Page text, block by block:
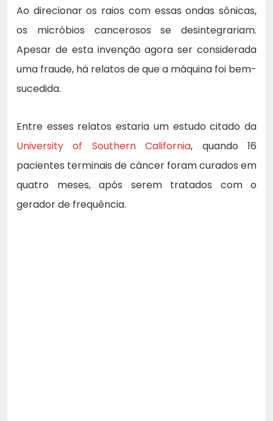
Ao direcionar os raios com essas ondas sônicas,
os micróbios cancerosos se desintegrariam.
Apesar de esta invenção agora ser considerada
uma fraude, há relatos de que a máquina foi bem-
sucedida.
Entre esses relatos estaria um estudo citado da
University of Southern California, quando 16
pacientes terminais de câncer foram curados em
quatro meses, após serem tratados com o
gerador de frequência.